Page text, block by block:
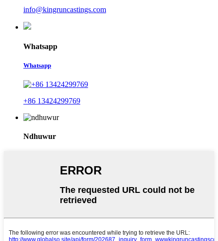
info@kingruncastings.com
Whatsapp
Whatsapp
+86 13424299769
Ndhuwur